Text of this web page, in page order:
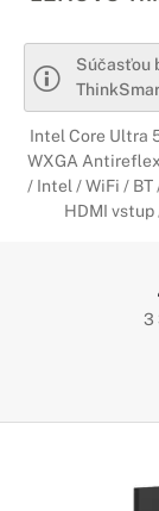
Súčasťou
Intel Core Ultra
WXGA
/ Intel / WiFi / BT
HDMI vstup
3